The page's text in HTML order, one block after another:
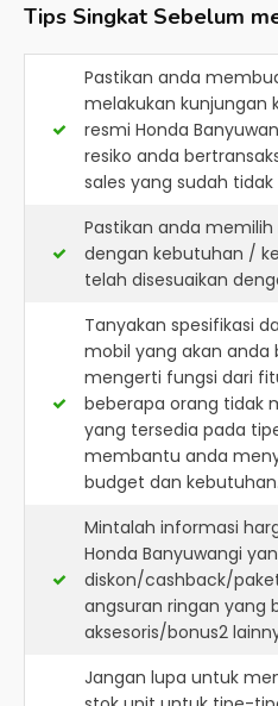
Tips Singkat Sebelum
Pastikan anda
melakukan kunjungan
resmi Honda
resiko anda
sales yang sudah tidak
Pastikan anda
dengan kebutuhan /
telah disesuaikan
Tanyakan spesifikasi
mobil yang akan anda
mengerti fungsi dari
beberapa orang tidak
yang tersedia pada
membantu anda
budget dan kebutuhan.
Mintalah informasi
Honda Banyuwangi
diskon/cashback/
angsuran ringan yang
aksesoris/bonus2
Jangan lupa untuk